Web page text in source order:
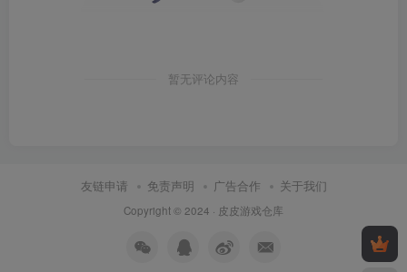
暂无评论内容
友链申请 免责声明 广告合作 关于我们
Copyright © 2024 · 皮皮游戏仓库